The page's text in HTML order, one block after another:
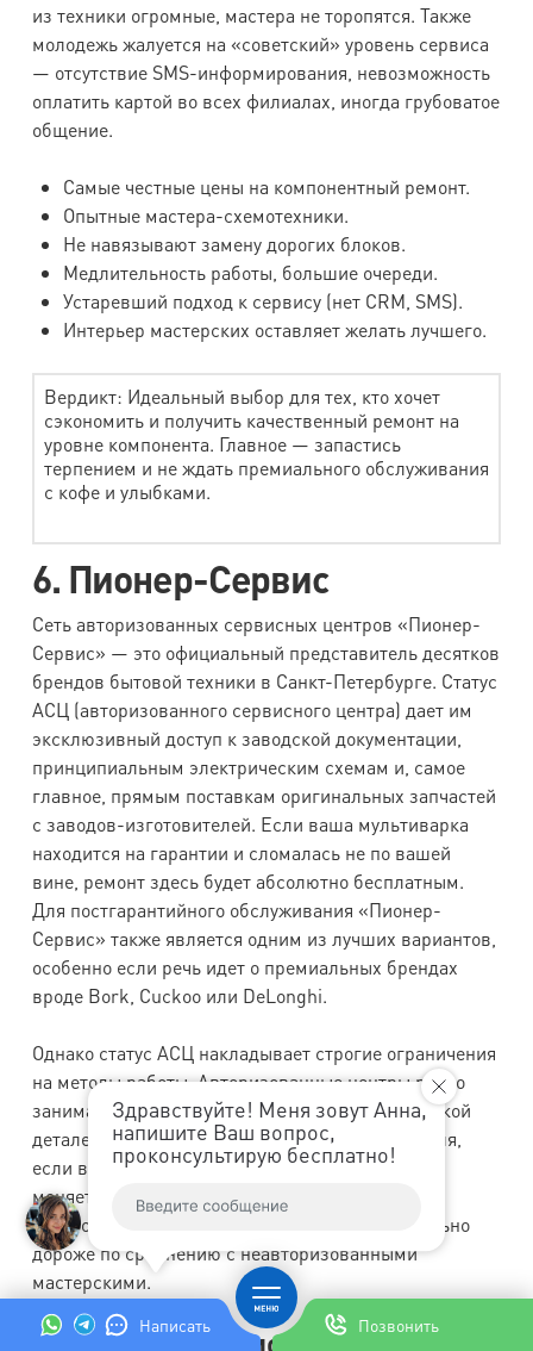
Написать Позвонить
Здравствуйте! Меня зовут Анна,
напишите Ваш вопрос,
проконсультирую бесплатно!
из техники огромные, мастера не торопятся. Также
молодежь жалуется на «советский» уровень сервиса
— отсутствие SMS-информирования, невозможность
оплатить картой во всех филиалах, иногда грубоватое
общение.
Самые честные цены на компонентный ремонт.
Опытные мастера-схемотехники.
Не навязывают замену дорогих блоков.
Медлительность работы, большие очереди.
Устаревший подход к сервису (нет CRM, SMS).
Интерьер мастерских оставляет желать лучшего.
Вердикт: Идеальный выбор для тех, кто хочет
сэкономить и получить качественный ремонт на
уровне компонента. Главное — запастись
терпением и не ждать премиального обслуживания
с кофе и улыбками.
6. Пионер-Сервис
Сеть авторизованных сервисных центров «Пионер-
Сервис» — это официальный представитель десятков
брендов бытовой техники в Санкт-Петербурге. Статус
АСЦ (авторизованного сервисного центра) дает им
эксклюзивный доступ к заводской документации,
принципиальным электрическим схемам и, самое
главное, прямым поставкам оригинальных запчастей
с заводов-изготовителей. Если ваша мультиварка
находится на гарантии и сломалась не по вашей
вине, ремонт здесь будет абсолютно бесплатным.
Для постгарантийного обслуживания «Пионер-
Сервис» также является одним из лучших вариантов,
особенно если речь идет о премиальных брендах
вроде Bork, Cuckoo или DeLonghi.
Однако статус АСЦ накладывает строгие ограничения
на методы работы. Авторизованные центры редко
занимаются компонентным ремонтом (перепайкой
деталей на плате). По регламенту производителя,
если выходит из строя плата управления, она
меняется целиком. Это гарантирует 100%
работоспособность, но делает ремонт значительно
дороже по сравнению с неавторизованными
мастерскими.